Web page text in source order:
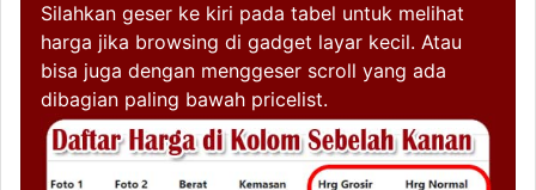
Silahkan geser ke kiri pada tabel untuk melihat
harga jika browsing di gadget layar kecil. Atau
bisa juga dengan menggeser scroll yang ada
dibagian paling bawah pricelist.